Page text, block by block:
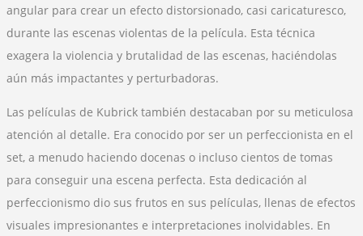
angular para crear un efecto distorsionado, casi caricaturesco,
durante las escenas violentas de la película. Esta técnica
exagera la violencia y brutalidad de las escenas, haciéndolas
aún más impactantes y perturbadoras.
Las películas de Kubrick también destacaban por su meticulosa
atención al detalle. Era conocido por ser un perfeccionista en el
set, a menudo haciendo docenas o incluso cientos de tomas
para conseguir una escena perfecta. Esta dedicación al
perfeccionismo dio sus frutos en sus películas, llenas de efectos
visuales impresionantes e interpretaciones inolvidables. En